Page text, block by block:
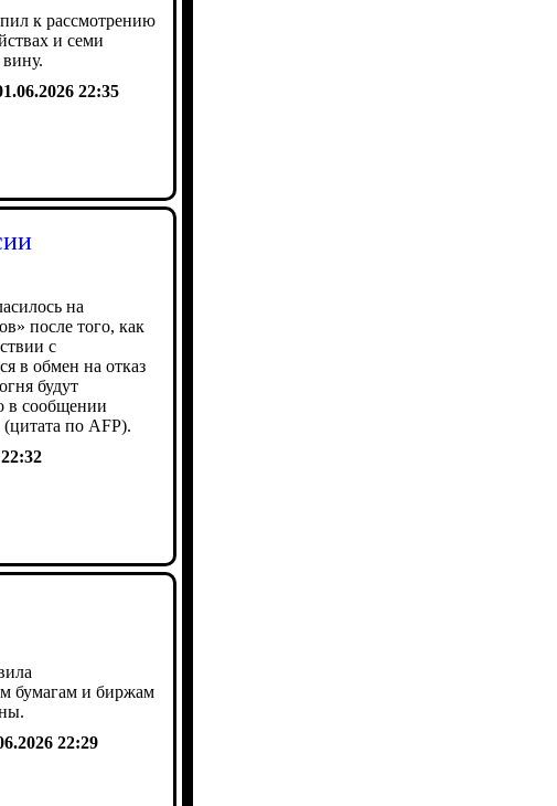
к рассмотрению
и семи
22:35
на
после того, как
с
в обмен на отказ
будут
в сообщении
по AFP).
бумагам и биржам
22:29